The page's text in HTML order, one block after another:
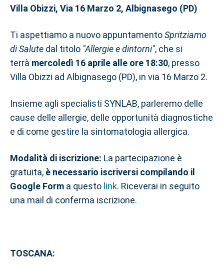
Villa Obizzi, Via 16 Marzo 2, Albignasego (PD)
Ti aspettiamo a nuovo appuntamentoSpritziamo
di Salute dal titolo "Allergie e dintorni", che si
terrà mercoledì 16 aprile alle ore 18:30, presso
Villa Obizzi ad Albignasego (PD), in via 16 Marzo 2.
Insieme agli specialisti SYNLAB, parleremo delle
cause delle allergie, delle opportunità diagnostiche
e di come gestire la sintomatologia allergica.
Modalità di iscrizione: La partecipazione è
gratuita, è necessario iscriversi compilando il
Google Form a questo link. Riceverai in seguito
una mail di conferma iscrizione.
TOSCANA: